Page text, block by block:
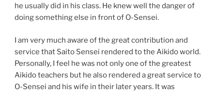
he usually did in his class. He knew well the danger of
doing something else in front of O-Sensei.
I am very much aware of the great contribution and
service that Saito Sensei rendered to the Aikido world.
Personally, I feel he was not only one of the greatest
Aikido teachers but he also rendered a great service to
O-Sensei and his wife in their later years. It was